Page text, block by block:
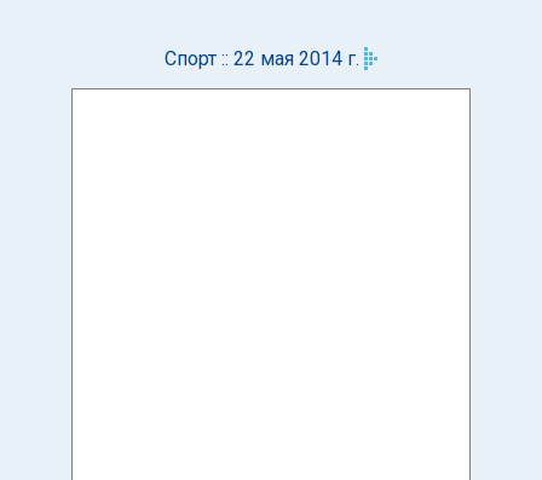
Спорт :: 22 мая 2014 г.